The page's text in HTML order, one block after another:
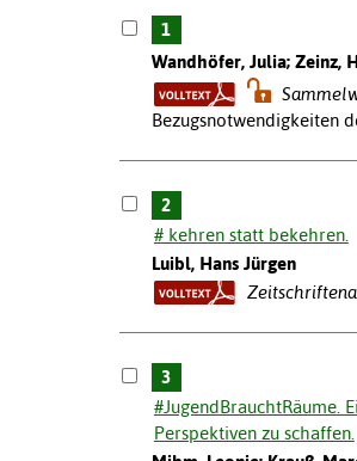
1
Wandhöfer, Julia; Zeinz,
Bezugsnotwendigkeiten
2
# kehren statt bekehren.
Luibl, Hans Jürgen
3
#JugendBrauchtRäume.
Perspektiven zu schaffen.